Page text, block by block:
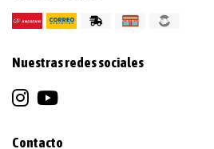
Nuestras redes sociales
Contacto